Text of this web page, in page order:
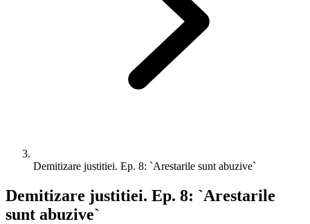
Demitizare justitiei. Ep. 8: `Arestarile sunt abuzive`
Demitizare justitiei. Ep. 8: `Arestarile
sunt abuzive`